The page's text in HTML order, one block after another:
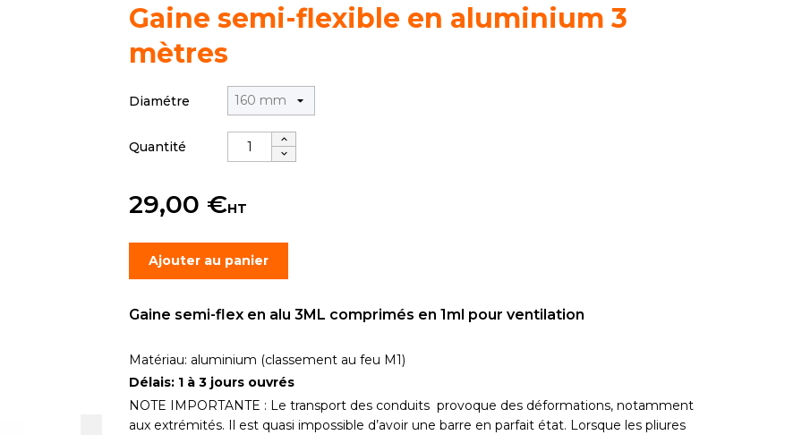
Gaine semi-flexible en aluminium 3
mètres
Diamétre
Quantité
29,00 €HT
Ajouter au panier
Gaine semi-flex en alu 3ML comprimés en 1ml pour ventilation
Matériau: aluminium (classement au feu M1)
Délais: 1 à 3 jours ouvrés
NOTE IMPORTANTE : Le transport des conduits provoque des déformations, notamment
aux extrémités. Il est quasi impossible d’avoir une barre en parfait état. Lorsque les pliures